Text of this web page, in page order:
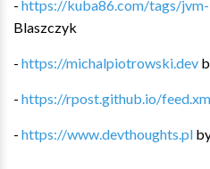
- https://kuba86.com/tags/
Blaszczyk
- https://michalpiotrowski.dev
- https://rpost.github.io/
- https://www.devthoughts.pl